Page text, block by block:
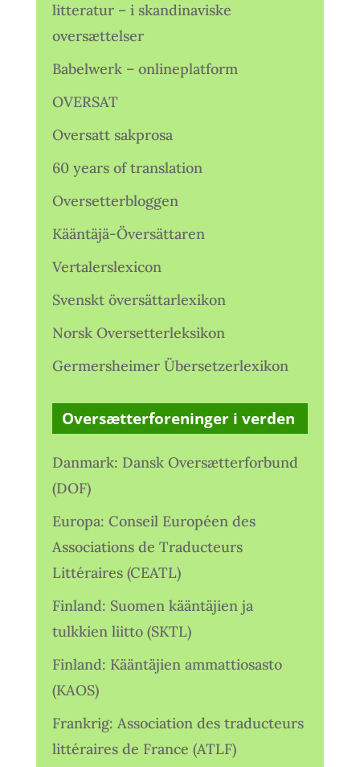
litteratur – i skandinaviske
oversættelser
Babelwerk – onlineplatform
OVERSAT
Oversatt sakprosa
60 years of translation
Oversetterbloggen
Kääntäjä-Översättaren
Vertalerslexicon
Svenskt översättarlexikon
Norsk Oversetterleksikon
Germersheimer Übersetzerlexikon
Oversætterforeninger i verden
Danmark: Dansk Oversætterforbund
(DOF)
Europa: Conseil Européen des
Associations de Traducteurs
Littéraires (CEATL)
Finland: Suomen kääntäjien ja
tulkkien liitto (SKTL)
Finland: Kääntäjien ammattiosasto
(KAOS)
Frankrig: Association des traducteurs
littéraires de France (ATLF)